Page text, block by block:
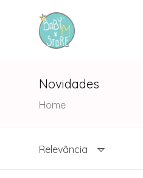
Novidades
Novidades
Home
Relevância